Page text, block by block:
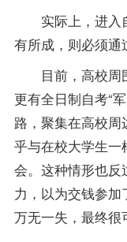
实际上，进入
有所成，则必须通
目前，高校周围
更有全日制自考“
路，聚集在高校
乎与在校大学生
会。这种情形也
力，以为交钱参
万无一失，最终很